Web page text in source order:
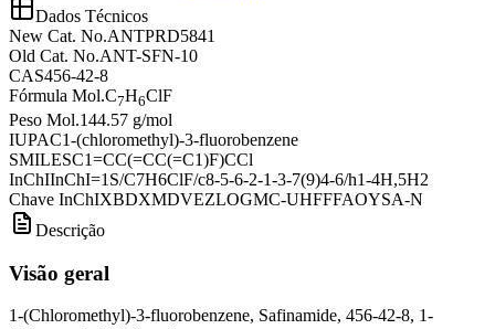
Dados Técnicos
New Cat. No.ANTPRD5841
Old Cat. No.ANT-SFN-10
CAS456-42-8
Fórmula Mol.C7H6ClF
Peso Mol.144.57 g/mol
IUPAC1-(chloromethyl)-3-fluorobenzene
SMILESC1=CC(=CC(=C1)F)CCl
InChIInChI=1S/C7H6ClF/c8-5-6-2-1-3-7(9)4-6/h1-4H,5H2
Chave InChIXBDXMDVEZLOGMC-UHFFFAOYSA-N
Descrição
Visão geral
1-(Chloromethyl)-3-fluorobenzene, Safinamide, 456-42-8, 1-